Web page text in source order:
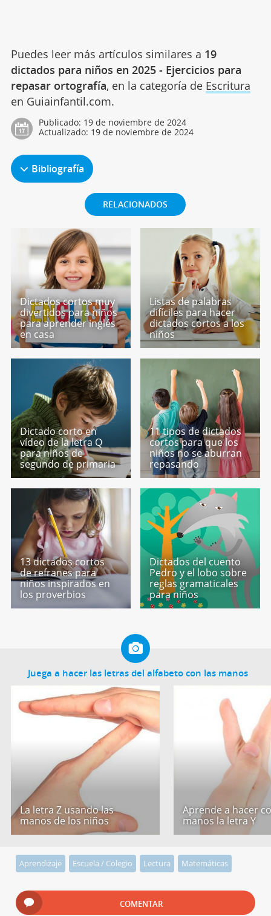
Puedes leer más artículos similares a 19
dictados para niños en 2025 - Ejercicios para
repasar ortografía, en la categoría de Escritura
en Guiainfantil.com.
Publicado: 19 de noviembre de 2024
Actualizado: 19 de noviembre de 2024
Bibliografía
RELACIONADOS
Dictados cortos muy
divertidos para niños
para aprender inglés
en casa
Listas de palabras
difíciles para hacer
dictados cortos a los
niños
Dictado corto en
vídeo de la letra Q
para niños de
segundo de primaria
11 tipos de dictados
cortos para que los
niños no se aburran
repasando
13 dictados cortos
de refranes para
niños inspirados en
los proverbios
Dictados del cuento
Pedro y el lobo sobre
reglas gramaticales
para niños
Juega a hacer las letras del alfabeto con las manos
La letra Z usando las
manos de los niños
Aprende a hacer
manos la letra Y
Aprendizaje Escuela / Colegio Lectura Matemáticas
COMENTAR